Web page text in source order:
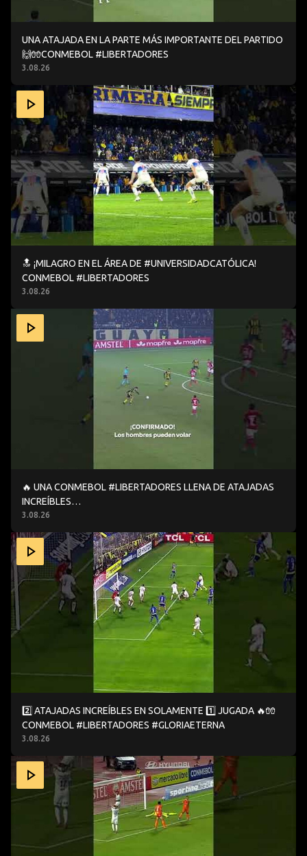
3.08.26
UNA ATAJADA EN LA PARTE MÁS IMPORTANTE DEL PARTIDO
🙌🧤CONMEBOL #LIBERTADORES
🔝 ¡MILAGRO EN EL ÁREA DE #UNIVERSIDADCATÓLICA!
3.08.26
🔝 ¡MILAGRO EN EL ÁREA DE #UNIVERSIDADCATÓLICA!
CONMEBOL #LIBERTADORES
🔥 UNA CONMEBOL #LIBERTADORES LLENA DE
3.08.26
🔥 UNA CONMEBOL #LIBERTADORES LLENA DE ATAJADAS
INCREÍBLES…
2️⃣ ATAJADAS INCREÍBLES EN SOLAMENTE 1️⃣ JUGADA
3.08.26
2️⃣ ATAJADAS INCREÍBLES EN SOLAMENTE 1️⃣ JUGADA 🔥🧤
CONMEBOL #LIBERTADORES #GLORIAETERNA
🧤 ¡VARELA Y UNA DE LAS ATAJADAS DE LA FECHA EN